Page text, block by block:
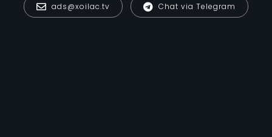
ads@xoilac.tv Chat via Telegram